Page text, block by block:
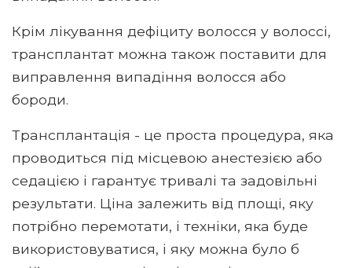
Крім лікування дефіциту волосся у волоссі,
трансплантат можна також поставити для
виправлення випадіння волосся або
бороди.
Трансплантація - це проста процедура, яка
проводиться під місцевою анестезією або
седацією і гарантує тривалі та задовільні
результати. Ціна залежить від площі, яку
потрібно перемотати, і техніки, яка буде
використовуватися, і яку можна було б